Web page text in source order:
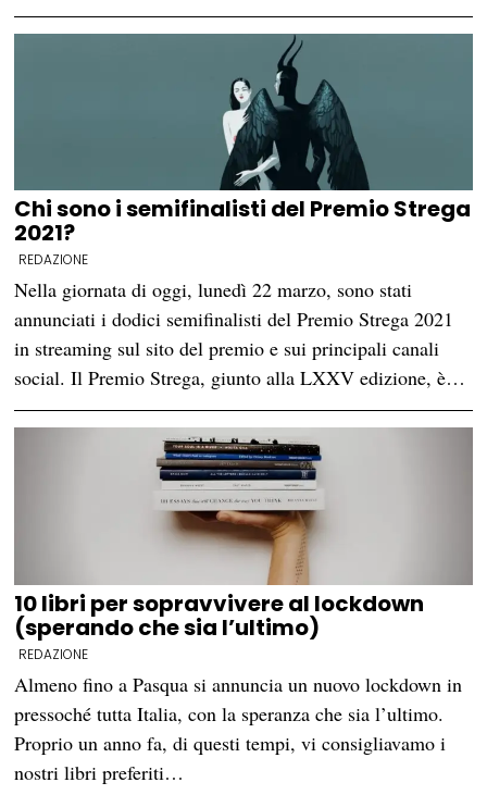
Chi sono i semifinalisti del Premio Strega
2021?
REDAZIONE
Nella giornata di oggi, lunedì 22 marzo, sono stati
annunciati i dodici semifinalisti del Premio Strega 2021
in streaming sul sito del premio e sui principali canali
social. Il Premio Strega, giunto alla LXXV edizione, è…
10 libri per sopravvivere al lockdown
(sperando che sia l’ultimo)
REDAZIONE
Almeno fino a Pasqua si annuncia un nuovo lockdown in
pressoché tutta Italia, con la speranza che sia l’ultimo.
Proprio un anno fa, di questi tempi, vi consigliavamo i
nostri libri preferiti…